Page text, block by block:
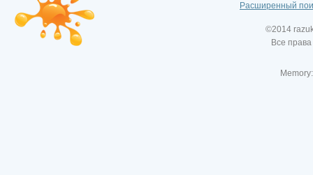
Расширенный
©2014
Все